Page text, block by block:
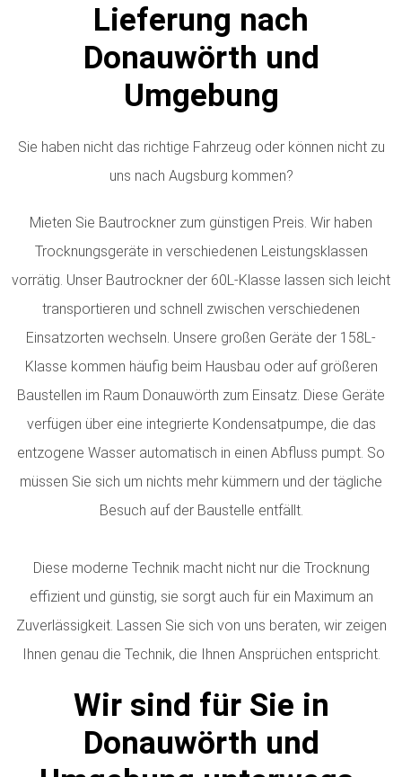
Lieferung nach
Donauwörth und
Umgebung
Sie haben nicht das richtige Fahrzeug oder können nicht zu
uns nach Augsburg kommen?
Mieten Sie Bautrockner zum günstigen Preis. Wir haben
Trocknungsgeräte in verschiedenen Leistungsklassen
vorrätig. Unser Bautrockner der 60L-Klasse lassen sich leicht
transportieren und schnell zwischen verschiedenen
Einsatzorten wechseln. Unsere großen Geräte der 158L-
Klasse kommen häufig beim Hausbau oder auf größeren
Baustellen im Raum Donauwörth zum Einsatz. Diese Geräte
verfügen über eine integrierte Kondensatpumpe, die das
entzogene Wasser automatisch in einen Abfluss pumpt. So
müssen Sie sich um nichts mehr kümmern und der tägliche
Besuch auf der Baustelle entfällt.
Diese moderne Technik macht nicht nur die Trocknung
effizient und günstig, sie sorgt auch für ein Maximum an
Zuverlässigkeit. Lassen Sie sich von uns beraten, wir zeigen
Ihnen genau die Technik, die Ihnen Ansprüchen entspricht.
Wir sind für Sie in
Donauwörth und